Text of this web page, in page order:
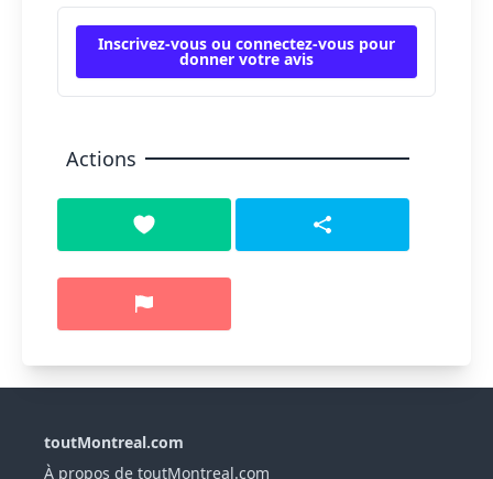
Inscrivez-vous ou connectez-vous pour
donner votre avis
Actions
toutMontreal.com
À propos de toutMontreal.com